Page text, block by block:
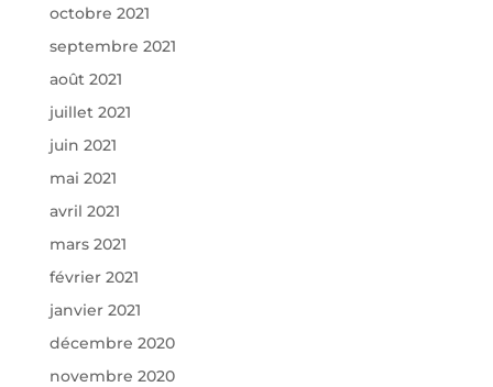
octobre 2021
septembre 2021
août 2021
juillet 2021
juin 2021
mai 2021
avril 2021
mars 2021
février 2021
janvier 2021
décembre 2020
novembre 2020